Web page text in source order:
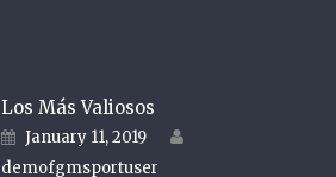
Los Más Valiosos
Posted on
January 11, 2019
demofgmsportuser